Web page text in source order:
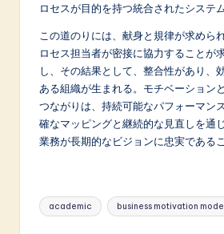
ロセスが目的を持つ統合されたシステ
この道のりには、献身と規律が求めら
ロセス担当者が密接に協力することが
し、その結果として、整合性があり、
ある組織が生まれる。モチベーション
つながりは、持続可能なパフォーマン
確なマッピングと継続的な見直しを通
業務が長期的なビジョンに忠実である
Tags:
academic business motivation